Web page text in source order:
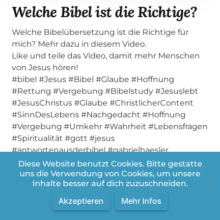
Welche Bibel ist die Richtige?
Welche Bibelübersetzung ist die Richtige für
mich? Mehr dazu in diesem Video.
Like und teile das Video, damit mehr Menschen
von Jesus hören!
#bibel #Jesus #Bibel #Glaube #Hoffnung
#Rettung #Vergebung #Bibelstudy #Jesuslebt
#JesusChristus #Glaube #ChristlicherContent
#SinnDesLebens #Nachgedacht #Hoffnung
#Vergebung #Umkehr #Wahrheit #Lebensfragen
#Spiritualität #gott #jesus
#antwortenausderbibel #gabrielhaesler
Diese Website benutzt Cookies. Bitte gestatte
uns die Verwendung von Cookies, um unsere
Inhalte besser auf dich zuzuschneiden.
Akzeptieren Mehr Infos